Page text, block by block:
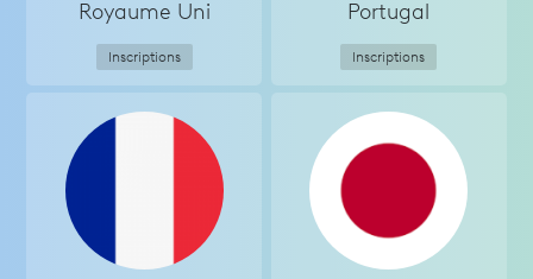
Royaume Uni
Inscriptions
Portugal
Inscriptions